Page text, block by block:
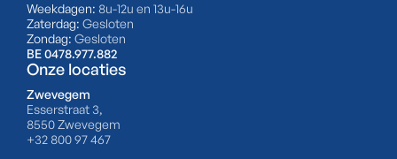
Weekdagen: 8u-12u en 13u-16u
Zaterdag: Gesloten
Zondag: Gesloten
BE 0478.977.882
Onze locaties
Zwevegem
Esserstraat 3,
8550 Zwevegem
+32 800 97 467